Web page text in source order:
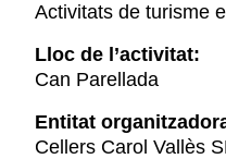
Activitats de turisme
Lloc de l’activitat:
Can Parellada
Entitat
Cellers Carol Vallès